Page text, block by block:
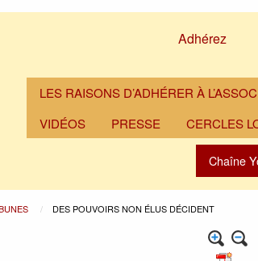
Adhérez
LES RAISONS D’ADHÉRER À
VIDÉOS
PRESSE CERCLES
Chaîne
DES POUVOIRS NON ÉLUS DÉCIDENT